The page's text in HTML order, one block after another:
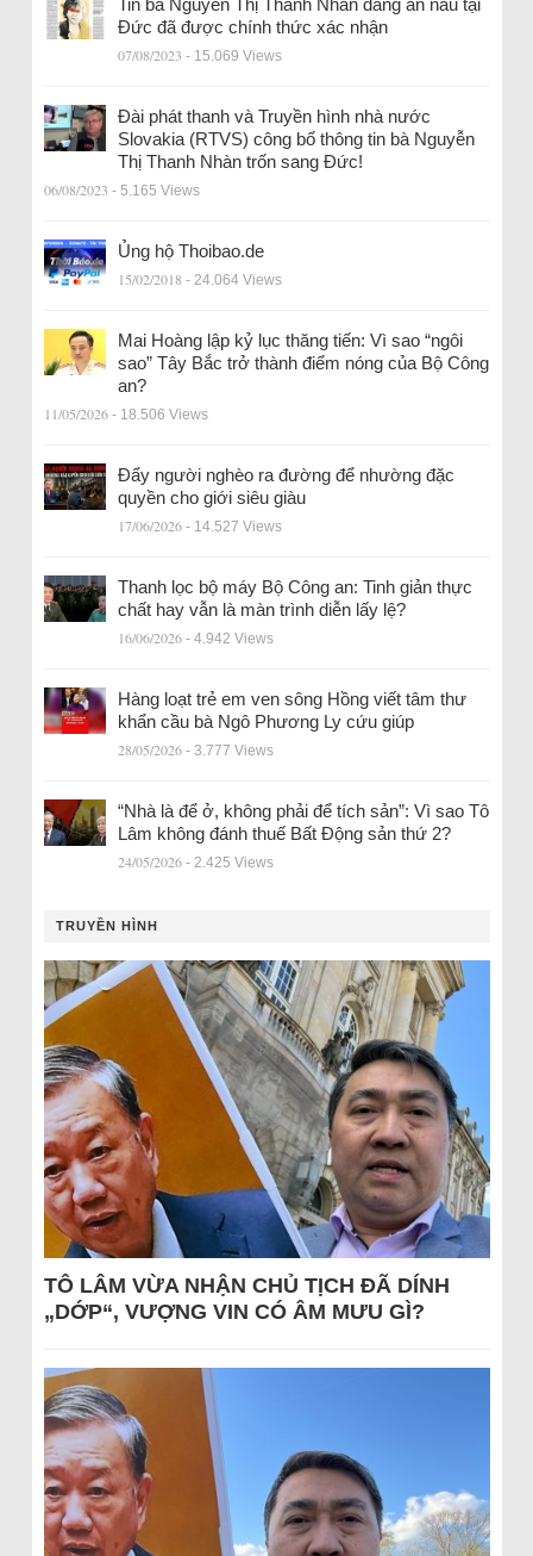
Tin bà Nguyễn Thị Thanh Nhàn đang ẩn náu tại
Đức đã được chính thức xác nhận
07/08/2023 - 15.069 Views
Đài phát thanh và Truyền hình nhà nước
Slovakia (RTVS) công bố thông tin bà Nguyễn
Thị Thanh Nhàn trốn sang Đức!
06/08/2023 - 5.165 Views
Ủng hộ Thoibao.de
15/02/2018 - 24.064 Views
Mai Hoàng lập kỷ lục thăng tiến: Vì sao “ngôi
sao” Tây Bắc trở thành điểm nóng của Bộ Công
an?
11/05/2026 - 18.506 Views
Đẩy người nghèo ra đường để nhường đặc
quyền cho giới siêu giàu
17/06/2026 - 14.527 Views
Thanh lọc bộ máy Bộ Công an: Tinh giản thực
chất hay vẫn là màn trình diễn lấy lệ?
16/06/2026 - 4.942 Views
Hàng loạt trẻ em ven sông Hồng viết tâm thư
khẩn cầu bà Ngô Phương Ly cứu giúp
28/05/2026 - 3.777 Views
“Nhà là để ở, không phải để tích sản”: Vì sao Tô
Lâm không đánh thuế Bất Động sản thứ 2?
24/05/2026 - 2.425 Views
TRUYỀN HÌNH
TÔ LÂM VỪA NHẬN CHỦ TỊCH ĐÃ DÍNH
„DỚP“, VƯỢNG VIN CÓ ÂM MƯU GÌ?